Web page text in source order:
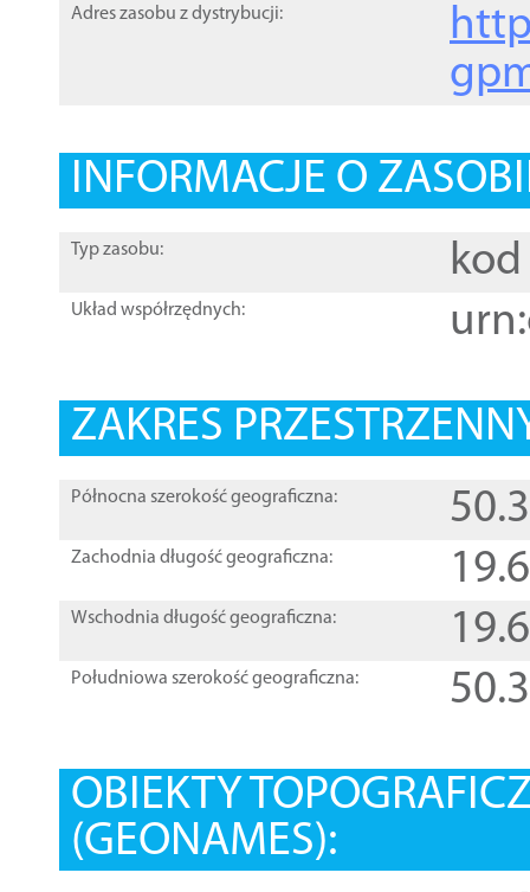
Adres zasobu z dystrybucji:
INFORMACJE O
Typ zasobu: kod
Układ współrzędnych:
ZAKRES
Północna szerokość geograficzna:
Zachodnia długość geograficzna:
Wschodnia długość geograficzna:
Południowa szerokość geograficzna:
OBIEKTY
(GEONAMES):